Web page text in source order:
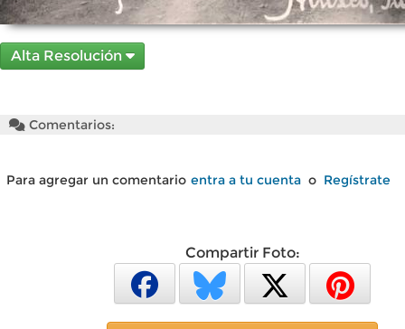
Alta Resolución
Comentarios:
Para agregar un comentario entra a tu cuenta o Regístrate
Compartir Foto: